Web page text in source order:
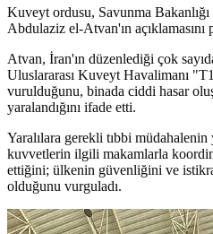
Kuveyt ordusu, Savunma
Abdulaziz el-Atvan'ın açıklamasını
Atvan, İran'ın düzenlediği çok
Uluslararası Kuveyt Havalimanı
vurulduğunu, binada ciddi hasar
yaralandığını ifade etti.
Yaralılara gerekli tıbbi müdahalenin
kuvvetlerin ilgili makamlarla
ettiğini; ülkenin güvenliğini ve
olduğunu vurguladı.